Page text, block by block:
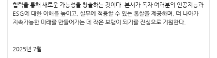
협력을 통해 새로운 가능성을 창출하는 것이다. 본서가 독자 여러분의 인공지능과
ESG에 대한 이해를 높이고, 실무에 적용할 수 있는 통찰을 제공하며, 더 나아가
지속가능한 미래를 만들어가는 데 작은 보탬이 되기를 진심으로 기원한다.
2025년 7월